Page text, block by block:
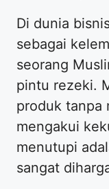
Di dunia
sebagai
seorang
pintu rezeki.
produk tanpa
mengakui
menutupi
sangat